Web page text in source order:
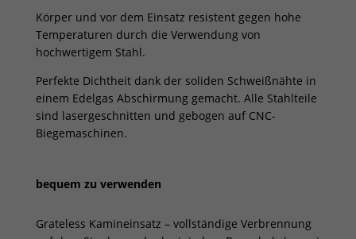
Körper und vor dem Einsatz resistent gegen hohe
Temperaturen durch die Verwendung von
hochwertigem Stahl.
Perfekte Dichtheit dank der soliden Schweißnähte in
einem Edelgas Abschirmung gemacht. Alle Stahlteile
sind lasergeschnitten und gebogen auf CNC-
Biegemaschinen.
bequem zu verwenden
Grateless Kamineinsatz – vollständige Verbrennung